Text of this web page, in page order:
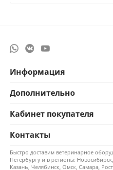
Информация
Дополнительно
Кабинет покупателя
Контакты
Быстро доставим ветеринарное
Петербургу и в регионы:
Казань, Челябинск, Омск, Самара,